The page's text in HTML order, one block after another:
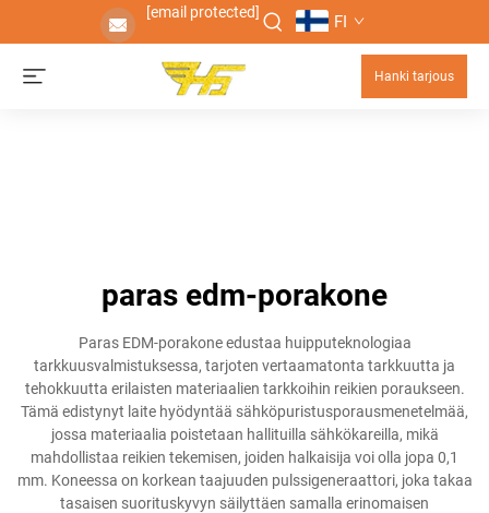
[email protected] FI
Hanki tarjous
paras edm-porakone
Paras EDM-porakone edustaa huipputeknologiaa
tarkkuusvalmistuksessa, tarjoten vertaamatonta tarkkuutta ja
tehokkuutta erilaisten materiaalien tarkkoihin reikien poraukseen.
Tämä edistynyt laite hyödyntää sähköpuristusporausmenetelmää,
jossa materiaalia poistetaan hallituilla sähkökareilla, mikä
mahdollistaa reikien tekemisen, joiden halkaisija voi olla jopa 0,1
mm. Koneessa on korkean taajuuden pulssigeneraattori, joka takaa
tasaisen suorituskyvyn säilyttäen samalla erinomaisen